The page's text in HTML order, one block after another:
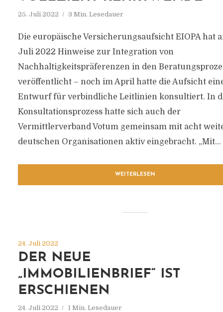
25. Juli 2022 3 Min. Lesedauer
Die europäische Versicherungsaufsicht EIOPA hat
Juli 2022 Hinweise zur Integration von
Nachhaltigkeitspräferenzen in den
veröffentlicht – noch im April hatte die Aufsicht
Entwurf für verbindliche Leitlinien konsultiert. In
Konsultationsprozess hatte sich auch der
Vermittlerverband Votum gemeinsam mit acht
deutschen Organisationen aktiv eingebracht. „Mit...
WEITERLESEN
24. Juli 2022
DER NEUE
„IMMOBILIENBRIEF“ IST
ERSCHIENEN
24. Juli 2022 1 Min. Lesedauer